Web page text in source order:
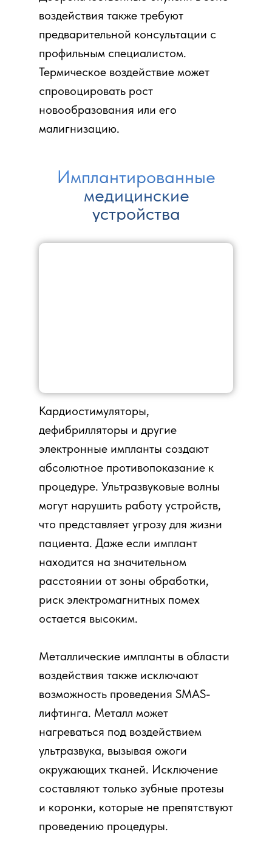
Имплантированные
медицинские
устройства
Кардиостимуляторы,
дефибрилляторы и другие
электронные импланты создают
абсолютное противопоказание к
процедуре. Ультразвуковые волны
могут нарушить работу устройств,
что представляет угрозу для жизни
пациента. Даже если имплант
находится на значительном
расстоянии от зоны обработки,
риск электромагнитных помех
остается высоким.
Металлические импланты в области
воздействия также исключают
возможность проведения SMAS-
лифтинга. Металл может
нагреваться под воздействием
ультразвука, вызывая ожоги
окружающих тканей. Исключение
составляют только зубные протезы
и коронки, которые не препятствуют
проведению процедуры.
воздействия также требуют
предварительной консультации с
профильным специалистом.
Термическое воздействие может
спровоцировать рост
новообразования или его
малигнизацию.